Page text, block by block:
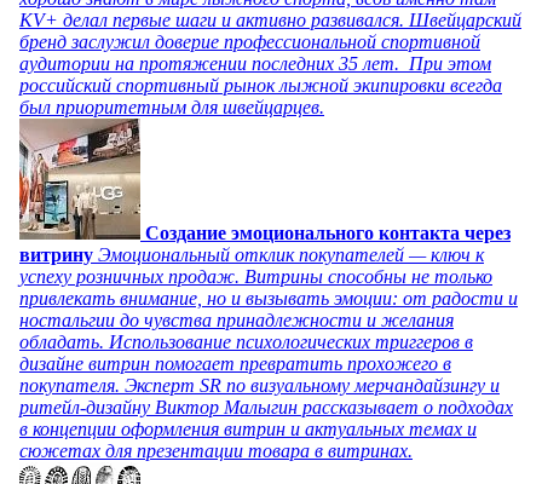
KV+ делал первые шаги и активно развивался. Швейцарский
бренд заслужил доверие профессиональной спортивной
аудитории на протяжении последних 35 лет. При этом
российский спортивный рынок лыжной экипировки всегда
был приоритетным для швейцарцев.
Создание эмоционального контакта через
витрину Эмоциональный отклик покупателей — ключ к
успеху розничных продаж. Витрины способны не только
привлекать внимание, но и вызывать эмоции: от радости и
ностальгии до чувства принадлежности и желания
обладать. Использование психологических триггеров в
дизайне витрин помогает превратить прохожего в
покупателя. Эксперт SR по визуальному мерчандайзингу и
ритейл-дизайну Виктор Малыгин рассказывает о подходах
в концепции оформления витрин и актуальных темах и
сюжетах для презентации товара в витринах.